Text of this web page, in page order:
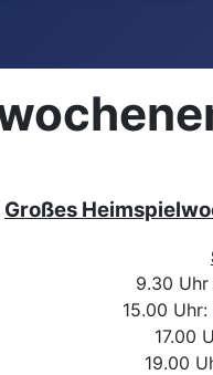
Großes
9.30
15.00 Uhr:
17.00
19.00